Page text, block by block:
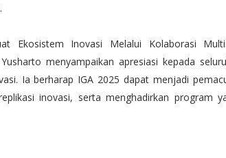
Ekosistem Inovasi Melalui Kolaborasi
menyampaikan apresiasi kepada
Ia berharap IGA 2025 dapat menjadi
inovasi, serta menghadirkan program